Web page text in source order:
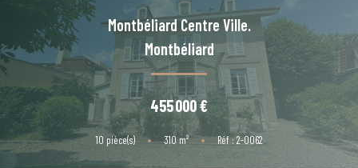
LOUER
GÉRER
SYNDIC
Montbéliard Centre Ville.
Montbéliard
455 000 €
10 pièce(s) • 310m² • Réf : 2-0062